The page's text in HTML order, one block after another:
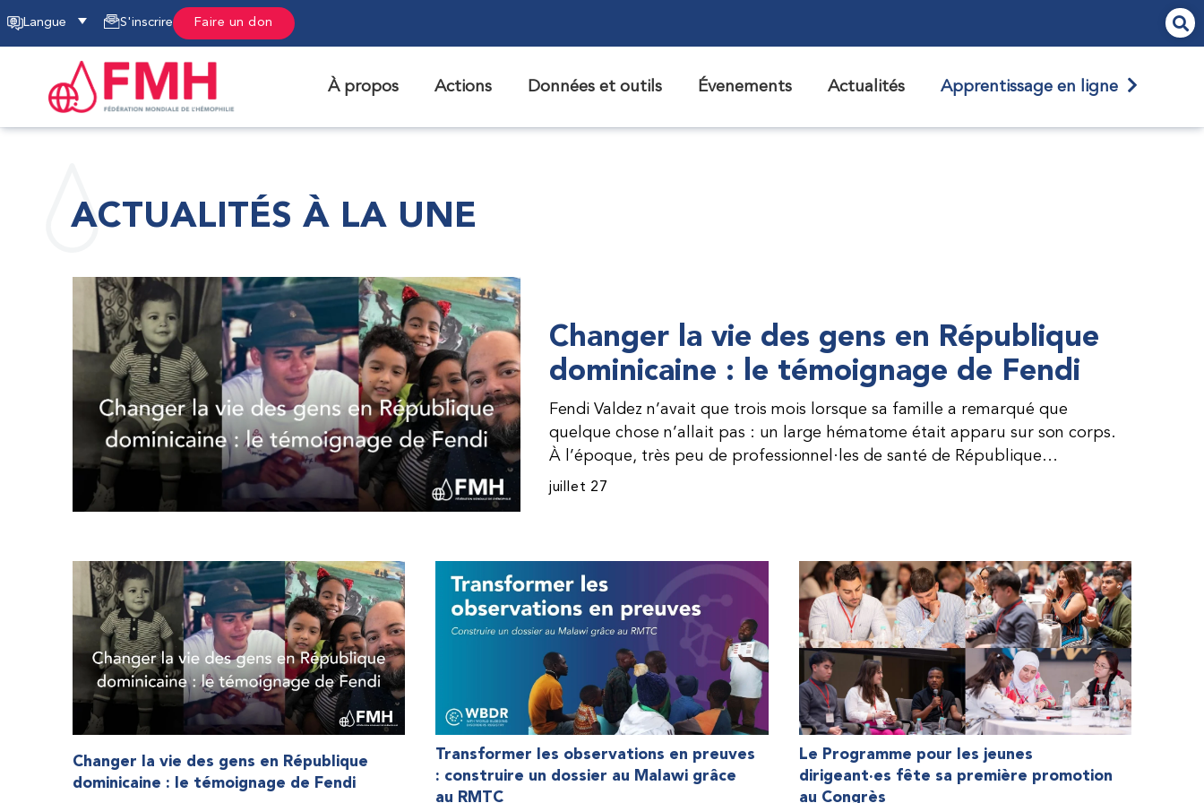
Langue S'inscrire Faire un don
À propos Actions Données et outils Évenements Actualités Apprentissage en ligne
ACTUALITÉS À LA UNE
Changer la vie des gens en République
dominicaine : le témoignage de Fendi
Fendi Valdez n’avait que trois mois lorsque sa famille a remarqué que
quelque chose n’allait pas : un large hématome était apparu sur son corps.
À l’époque, très peu de professionnel·les de santé de République
dominicaine connaissaient l’hémophilie, ce qui rendait son diagnostic difficile.
une dose inférieure à celle prescrite. À cause de ces soins limités, il avait
fréquemment des saignements, manquait l’école, était hospitalisé, et a fini
par développer des problèmes très graves aux deux genoux. Ce n’est que
lorsque Fendi a commencé à recevoir des dons de facteur fournis par le
Programme d’aide humanitaire de la Fédération mondiale de l’hémophilie
qu’il a retrouvé l’espoir d’une vie meilleure.
juillet 27
Changer la vie des gens en République
dominicaine : le témoignage de Fendi
Transformer les observations en preuves
: construire un dossier au Malawi grâce
au RMTC
Le Programme pour les jeunes
dirigeant·es fête sa première promotion
au Congrès